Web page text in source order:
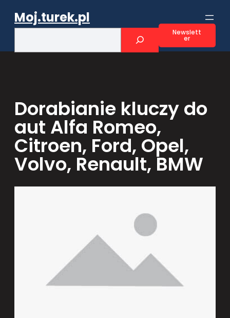
Moj.turek.pl
h
Newslett
er
Dorabianie kluczy do
aut Alfa Romeo,
Citroen, Ford, Opel,
Volvo, Renault, BMW